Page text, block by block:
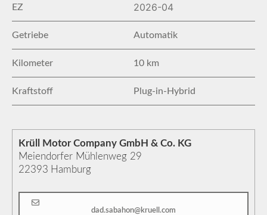
EZ 2026-04
Getriebe Automatik
Kilometer 10 km
Kraftstoff Plug-in-Hybrid
Krüll Motor Company GmbH & Co. KG
Meiendorfer Mühlenweg 29
22393 Hamburg
dad.sabahon@kruell.com